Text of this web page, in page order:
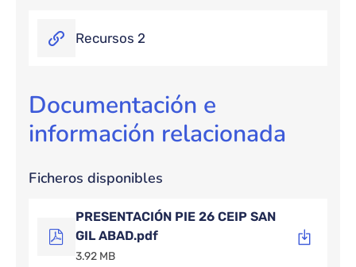
Recursos 2
Documentación e
información relacionada
Ficheros disponibles
PRESENTACIÓN PIE 26 CEIP SAN
GIL ABAD.pdf
3.92 MB